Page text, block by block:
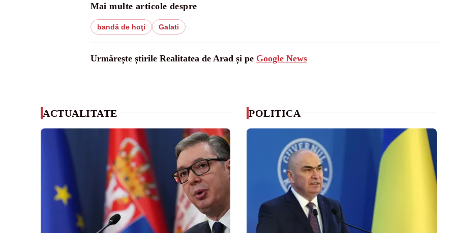
Mai multe articole despre
bandă de hoţi Galati
Urmărește știrile Realitatea de Arad și pe Google News
ACTUALITATE POLITICA